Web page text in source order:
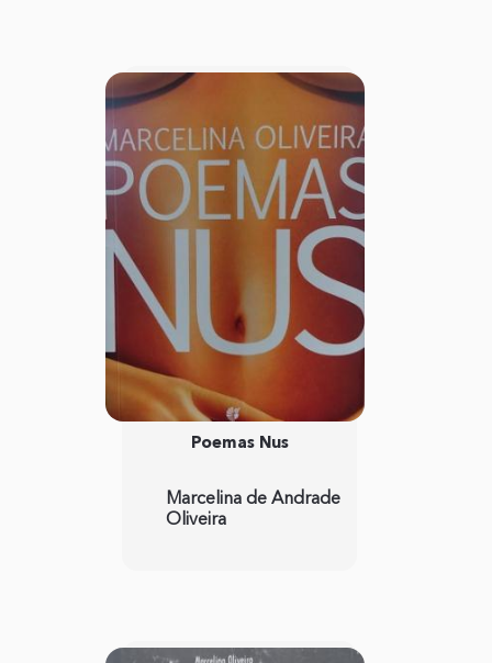
Poemas Nus
Marcelina de Andrade
Oliveira